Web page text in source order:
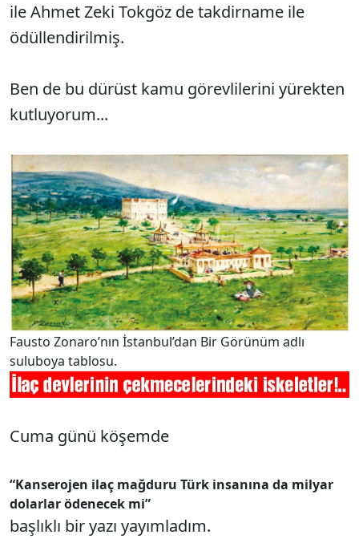
ile Ahmet Zeki Tokgöz de takdirname ile
ödüllendirilmiş.
Ben de bu dürüst kamu görevlilerini yürekten
kutluyorum...
Fausto Zonaro’nın İstanbul’dan Bir Görünüm adlı
suluboya tablosu.
Cuma günü köşemde
“Kanserojen ilaç mağduru Türk insanına da milyar
dolarlar ödenecek mi”
başlıklı bir yazı yayımladım.